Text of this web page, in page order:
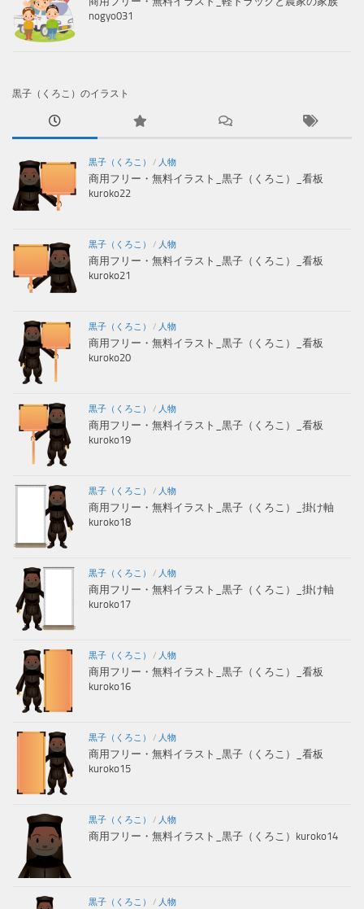
nogyo031
黒子（くろこ）のイラスト
黒子（くろこ） / 人物
商用フリー・無料イラスト_黒子（くろこ）_看板
kuroko22
黒子（くろこ） / 人物
商用フリー・無料イラスト_黒子（くろこ）_看板
kuroko21
黒子（くろこ） / 人物
商用フリー・無料イラスト_黒子（くろこ）_看板
kuroko20
黒子（くろこ） / 人物
商用フリー・無料イラスト_黒子（くろこ）_看板
kuroko19
黒子（くろこ） / 人物
商用フリー・無料イラスト_黒子（くろこ）_掛け軸
kuroko18
黒子（くろこ） / 人物
商用フリー・無料イラスト_黒子（くろこ）_掛け軸
kuroko17
黒子（くろこ） / 人物
商用フリー・無料イラスト_黒子（くろこ）_看板
kuroko16
黒子（くろこ） / 人物
商用フリー・無料イラスト_黒子（くろこ）_看板
kuroko15
黒子（くろこ） / 人物
商用フリー・無料イラスト_黒子（くろこ）kuroko14
黒子（くろこ） / 人物